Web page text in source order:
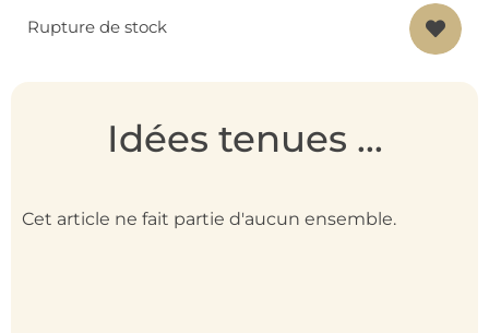
Rupture de stock
Idées tenues ...
Cet article ne fait partie d'aucun ensemble.